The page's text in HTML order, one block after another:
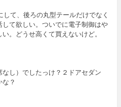
て、後ろの丸型テールだけでなく
て欲しい。ついでに電子制御はや
。どうせ高くて買えないけど。
し）でしたっけ？２ドアセダン
な？